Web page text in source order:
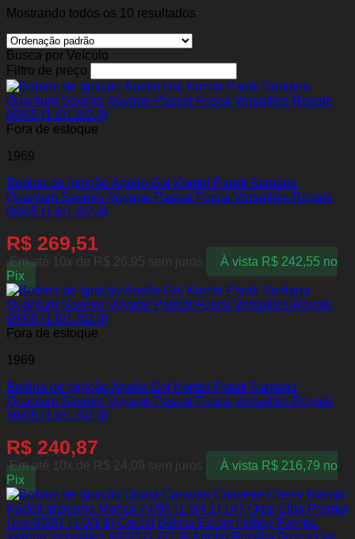
Mostrando todos os 10 resultados
Busca por Veículo
Filtro de preço
Fora de estoque
1969
Bobina de Ignição Apollo Gol Kombi Parati Santana
Quantum Saveiro Voyage Passat Fusca Versailles Royale
69/05 (1.6/1.8/2.0)
R$ 269,51
Em até 10x de R$ 26,95 sem juros À vista R$242,55 no
Pix
Fora de estoque
1969
Bobina de Ignição Apollo Gol Kombi Parati Santana
Quantum Saveiro Voyage Passat Fusca Versailles Royale
69/05 (1.6/1.8/2.0)
R$ 240,87
Em até 10x de R$ 24,09 sem juros À vista R$216,79 no
Pix